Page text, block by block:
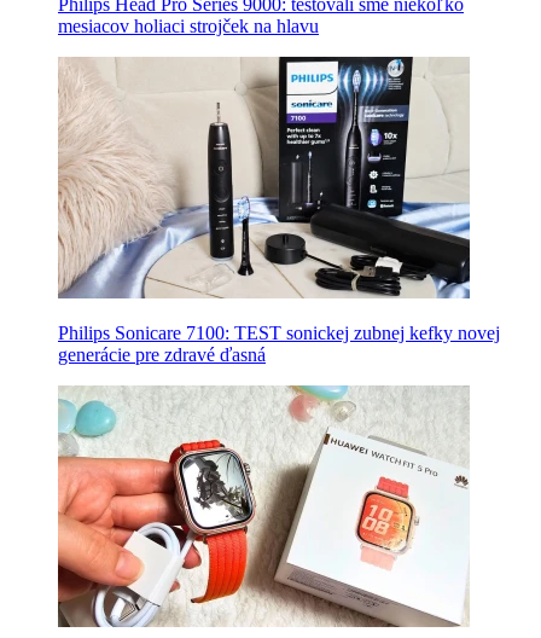
Philips Head Pro Series 9000: testovali sme niekoľko
mesiacov holiaci strojček na hlavu
Philips Sonicare 7100: TEST sonickej zubnej kefky novej
generácie pre zdravé ďasná